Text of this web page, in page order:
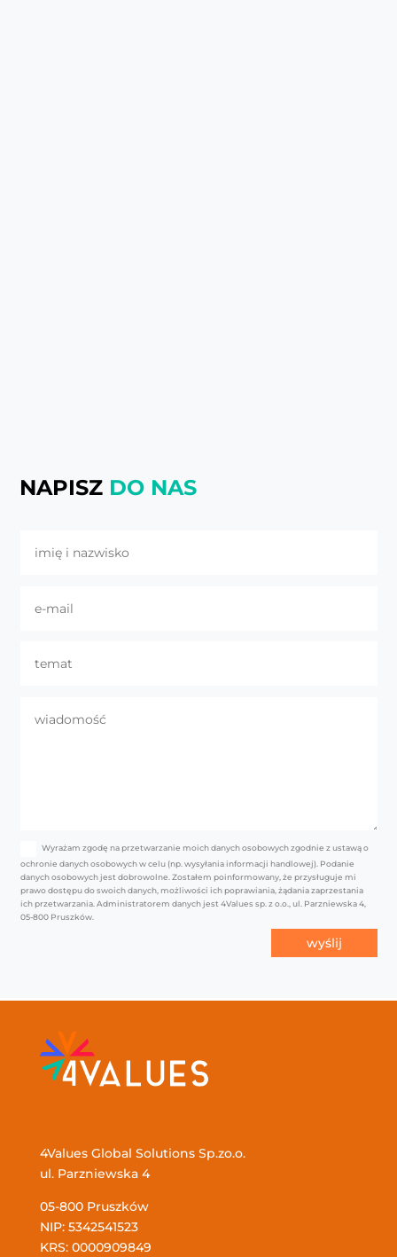
NAPISZ DO NAS
Wyrażam zgodę na przetwarzanie moich danych osobowych zgodnie z ustawą o
ochronie danych osobowych w celu (np. wysyłania informacji handlowej). Podanie
danych osobowych jest dobrowolne. Zostałem poinformowany, że przysługuje mi
prawo dostępu do swoich danych, możliwości ich poprawiania, żądania zaprzestania
ich przetwarzania. Administratorem danych jest 4Values sp. z o.o., ul. Parzniewska 4,
05-800 Pruszków.
wyślij
4Values Global Solutions Sp.zo.o.
ul. Parzniewska 4
05-800 Pruszków
NIP: 5342541523
KRS: 0000909849